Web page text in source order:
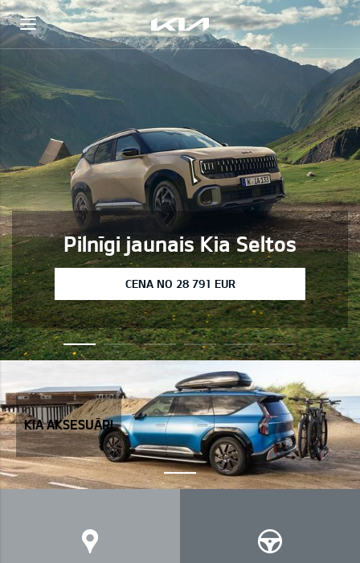
Pilnīgi jaunais Kia Seltos
CENA NO 28 791 EUR
KIA AKSESUĀRI
Kia aksesuāri
" >